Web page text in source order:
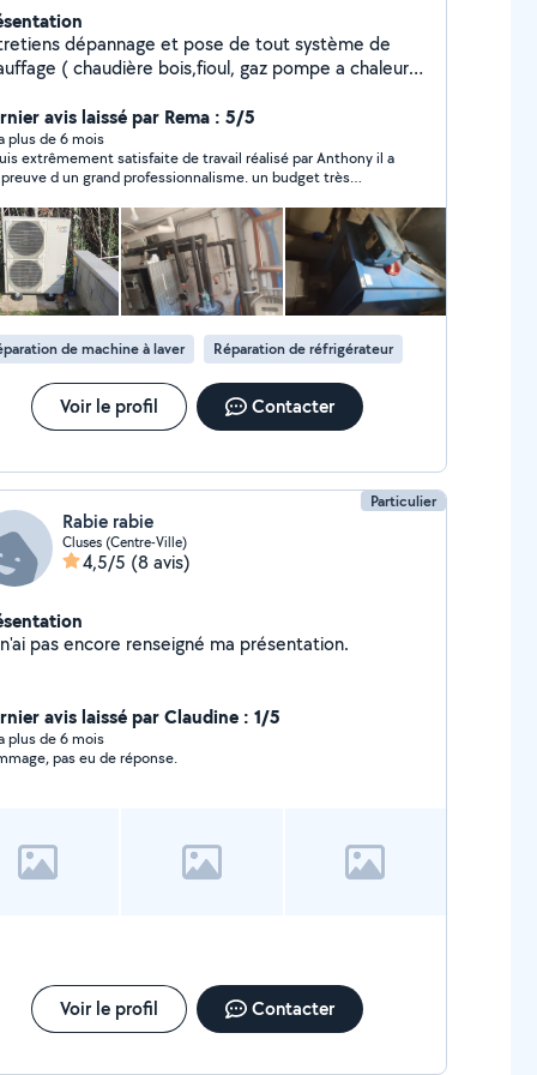
dépannage et pose de tout système de
( chaudière bois,fioul, gaz pompe a chaleur
je fait également le remplacement de chauffe-
et la pose de ballon thermodynamique plomberie
professionnel 28 ans d
entretien et dépannage à domicile ou au
l idée je repars et quand vous finissez la journée
sera prête si besoin laissez-moi un message si
avis laissé par Rema : 5/5
plus de 6 mois
extrêmement satisfaite de travail réalisé par Anthony il a
d un grand professionnalisme. un budget très
de machine à laver Réparation de réfrigérateur
Voir le profil Contacter
Particulier
Rabie rabie
Cluses (Centre-Ville)
4,5/5 (8 avis)
Je n'ai pas encore renseigné ma présentation.
avis laissé par Claudine : 1/5
plus de 6 mois
pas eu de réponse.
Voir le profil Contacter